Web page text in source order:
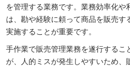
を管理する業務です。業務効率化や
は、勘や経験に頼って商品を販売す
実施することが重要です。
手作業で販売管理業務を遂行するこ
が、人的ミスが発生しやすいため、